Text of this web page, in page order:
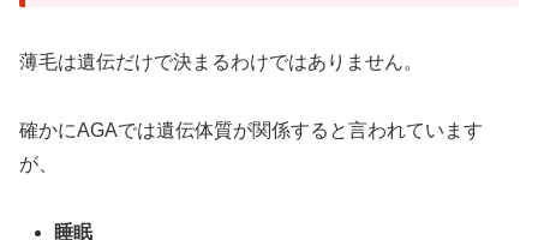
薄毛は遺伝だけで決まるわけではありません。
確かにAGAでは遺伝体質が関係すると言われています
が、
睡眠